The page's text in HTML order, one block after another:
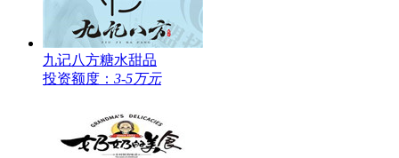
九记八方糖水甜品
投资额度： 3-5万元